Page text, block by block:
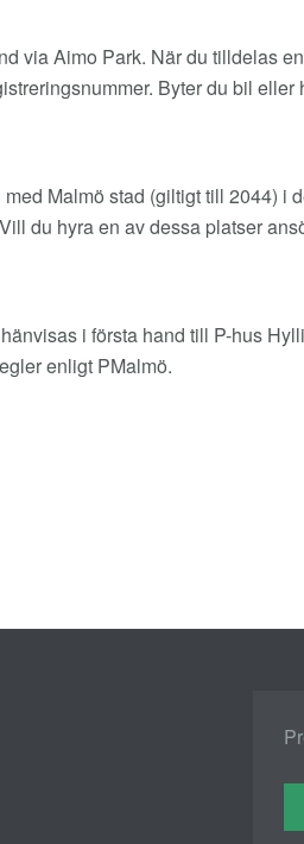
via Aimo Park. När du tilldelas
Byter du bil
Malmö stad (giltigt till 2044)
du hyra en av dessa platser
i första hand till P-hus
enligt PMalmö.